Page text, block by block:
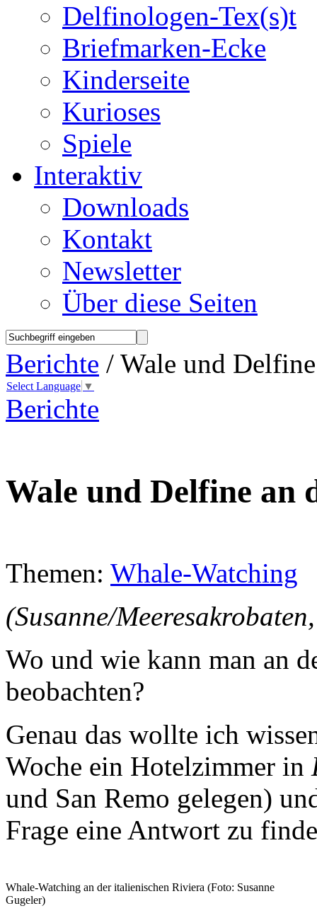
Delfinologen-Tex(s)t
Briefmarken-Ecke
Kinderseite
Kurioses
Spiele
Interaktiv
Downloads
Kontakt
Newsletter
Über diese Seiten
Berichte / Wale und
Select Language ▼
Berichte
Wale und Delfine an
Themen: Whale-Watching
(Susanne/
Wo und wie kann man an
beobachten?
Genau das wollte ich
Woche ein Hotelzimmer in
und San Remo gelegen)
Frage eine Antwort zu
Whale-Watching an der italienischen Riviera (Foto: Susanne
Gugeler)